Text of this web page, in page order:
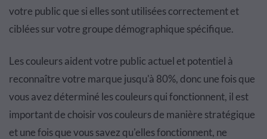
votre public que si elles sont utilisées correctement et
ciblées sur votre groupe démographique spécifique.
Les couleurs aident votre public actuel et potentiel à
reconnaître votre marque jusqu'à 80%, donc une fois que
vous avez déterminé les couleurs qui fonctionnent, il est
important de choisir vos couleurs de manière stratégique
et une fois que vous savez qu'elles fonctionnent, ne